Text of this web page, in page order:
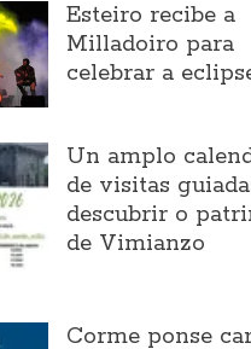
Esteiro recibe a
Milladoiro para
celebrar a
Un amplo
de visitas
descubrir o
de Vimianzo
Corme ponse